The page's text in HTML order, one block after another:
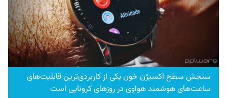
سنجش سطح اکسیژن خون یکی از کاربردی‌ترین قابلیت‌های
ساعت‌های هوشمند هواوی در روزهای کرونایی است